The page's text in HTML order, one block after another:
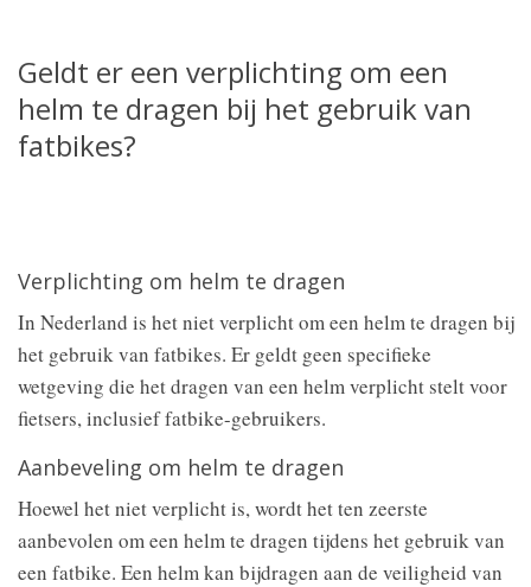
Geldt er een verplichting om een
helm te dragen bij het gebruik van
fatbikes?
Verplichting om helm te dragen
In Nederland is het niet verplicht om een helm te dragen bij
het gebruik van fatbikes. Er geldt geen specifieke
wetgeving die het dragen van een helm verplicht stelt voor
fietsers, inclusief fatbike-gebruikers.
Aanbeveling om helm te dragen
Hoewel het niet verplicht is, wordt het ten zeerste
aanbevolen om een helm te dragen tijdens het gebruik van
een fatbike. Een helm kan bijdragen aan de veiligheid van